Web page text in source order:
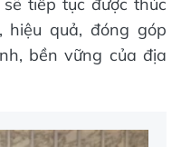
hiệu quả, đóng góp
bền vững của địa